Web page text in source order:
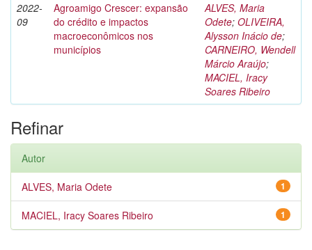
2022-
09
Agroamigo Crescer: expansão
do crédito e impactos
macroeconômicos nos
municípios
ALVES, Maria
Odete; OLIVEIRA,
Alysson Inácio de;
CARNEIRO, Wendell
Márcio Araújo;
MACIEL, Iracy
Soares Ribeiro
Refinar
Autor
1
ALVES, Maria Odete
1
MACIEL, Iracy Soares Ribeiro